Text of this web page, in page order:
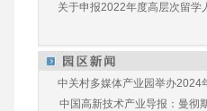
关于申报2022年度高层次留学
中关村多媒体产业园举办2024
中国高新技术产业导报：曼彻